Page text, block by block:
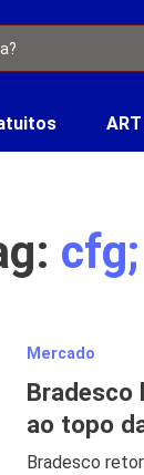
cfg;
Mercado
Bradesco
ao topo
Bradesco